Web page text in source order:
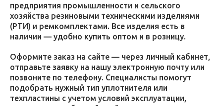
предприятия промышленности и сельского
хозяйства резиновыми техническими изделиями
(РТИ) и ремкомплектами. Все изделия есть в
наличии — удобно купить оптом и в розницу.
Оформите заказ на сайте — через личный кабинет,
отправьте заявку на нашу электронную почту или
позвоните по телефону. Специалисты помогут
подобрать нужный тип уплотнителя или
техпластины с учетом условий эксплуатации,